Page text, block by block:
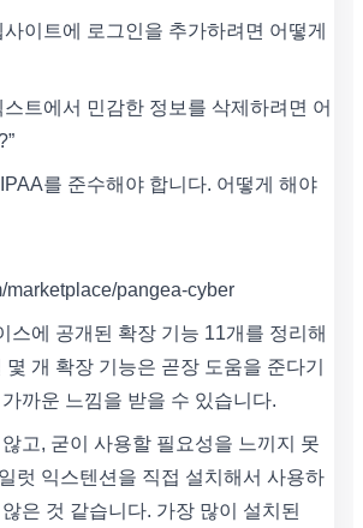
이트에 로그인을 추가하려면 어떻게
스트에서 민감한 정보를 삭제하려면 어
를 준수해야 합니다. 어떻게 해야
marketplace/pangea-cyber
스에 공개된 확장 기능 11개를 정리해
몇 개 확장 기능은 곧장 도움을 준다기
까운 느낌을 받을 수 있습니다.
고, 굳이 사용할 필요성을 느끼지 못
럿 익스텐션을 직접 설치해서 사용하
은 것 같습니다. 가장 많이 설치된